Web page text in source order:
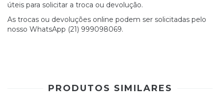
úteis para solicitar a troca ou devolução.
As trocas ou devoluções online podem ser solicitadas pelo
nosso WhatsApp (21) 999098069.
PRODUTOS SIMILARES